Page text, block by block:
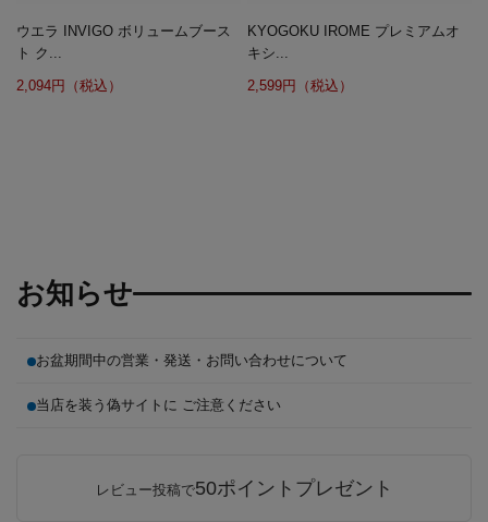
ウエラ INVIGO ボリュームブース
ト ク...
2,094円（税込）
KYOGOKU IROME プレミアムオ
キシ...
2,599円（税込）
お知らせ
お盆期間中の営業・発送・お問い合わせについて
当店を装う偽サイトに ご注意ください
レビュー投稿で50ポイントプレゼント